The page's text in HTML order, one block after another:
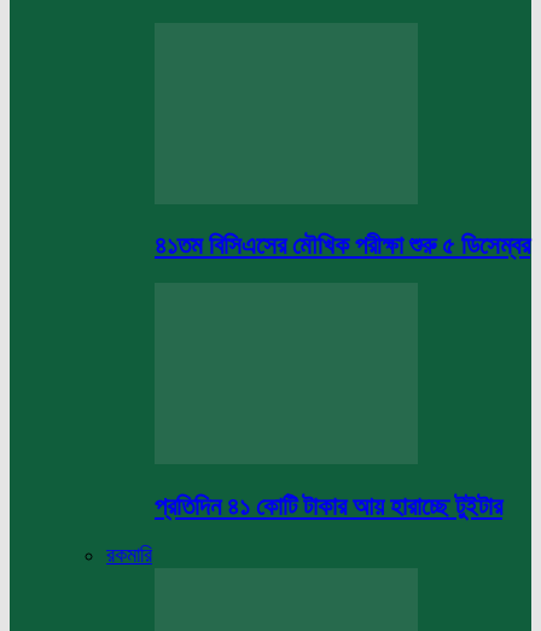
৪১তম বিসিএসের মৌখিক পরীক্ষা শুরু ৫ ডিসেম্বর
প্রতিদিন ৪১ কোটি টাকার আয় হারাচ্ছে টুইটার
রকমারি